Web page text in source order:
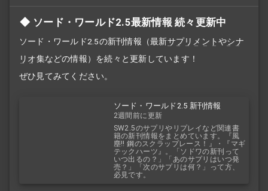
ソード・ワールド2.5最新情報 続々更新中
ソード・ワールド2.5の新刊情報（最新サプリメントやシナ
リオ集などの情報）を続々と更新しています！
ぜひ見てみてください。
ソード・ワールド2.5 新刊情報
2週間前に更新
SW2.5のサプリやリプレイなど関連書
籍の新刊情報をまとめています。『風
塵!! 鋼のスクラップレース！』・『マギ
テックハーツ』。「ソドワの新刊って
いつ出るの？」「あのサプリはいつ発
売？」「次のサプリは何？」って方、
必見です。